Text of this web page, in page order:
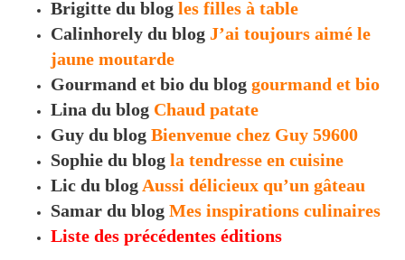
Brigitte du blog les filles à table
Calinhorely du blog J’ai toujours aimé le
jaune moutarde
Gourmand et bio du blog gourmand et bio
Lina du blog Chaud patate
Guy du blog Bienvenue chez Guy 59600
Sophie du blog la tendresse en cuisine
Lic du blog Aussi délicieux qu’un gâteau
Samar du blog Mes inspirations culinaires
Liste des précédentes éditions